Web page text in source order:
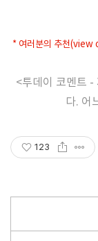
* 여러분의 추천(view
<투데이 코멘트 -
다. 어
123